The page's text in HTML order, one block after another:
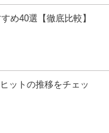
め40選【徹底比較】
ットの推移をチェッ